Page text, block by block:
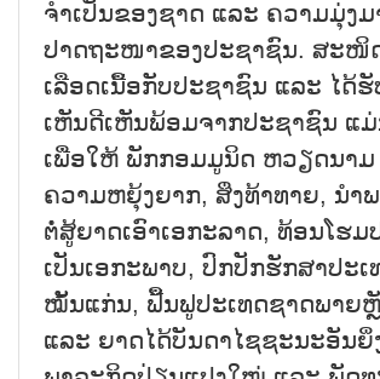
ຈຳເປັນຂອງຊາດ ແລະ ຄວາມມຸ່ງມ
ປາດຖະໜາຂອງປະຊາຊົນ. ສະໜິ
ເລືອດເນື້ອກັບປະຊາຊົນ ແລະ ໄດ້
ເຫັນດີເຫັນພ້ອມຈາກປະຊາຊົນ ແ
ເພື່ອໃຫ້ ພັກກອມມູນິດ ຫວຽດນາມ
ຄວາມຫຍຸ້ງຍາກ, ສິ່ງທ້າທາຍ, ນຳ
ຕໍ່ສູ້ຍາດເອົາເອກະລາດ, ທ້ອນໂຮມ
ເປັນເອກະພາບ, ປົກປັກຮັກສາປະເ
ໝັ້ນແກ່ນ, ຟື້ນຟູປະເທດຊາດພາຍ
ແລະ ຍາດໄດ້ບັນດາໄຊຊະນະອັນຍິ່